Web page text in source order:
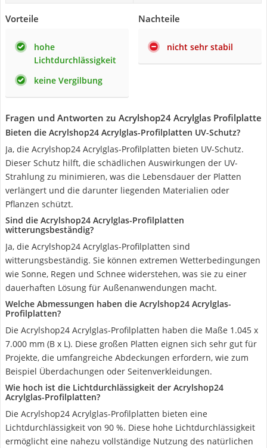
Vorteile
hohe
Lichtdurchlässigkeit
keine Vergilbung
Nachteile
nicht sehr stabil
Fragen und Antworten zu Acrylshop24 Acrylglas Profilplatte
Bieten die Acrylshop24 Acrylglas-Profilplatten UV-Schutz?
Ja, die Acrylshop24 Acrylglas-Profilplatten bieten UV-Schutz.
Dieser Schutz hilft, die schädlichen Auswirkungen der UV-
Strahlung zu minimieren, was die Lebensdauer der Platten
verlängert und die darunter liegenden Materialien oder
Pflanzen schützt.
Sind die Acrylshop24 Acrylglas-Profilplatten
witterungsbeständig?
Ja, die Acrylshop24 Acrylglas-Profilplatten sind
witterungsbeständig. Sie können extremen Wetterbedingungen
wie Sonne, Regen und Schnee widerstehen, was sie zu einer
dauerhaften Lösung für Außenanwendungen macht.
Welche Abmessungen haben die Acrylshop24 Acrylglas-
Profilplatten?
Die Acrylshop24 Acrylglas-Profilplatten haben die Maße 1.045 x
7.000 mm (B x L). Diese großen Platten eignen sich sehr gut für
Projekte, die umfangreiche Abdeckungen erfordern, wie zum
Beispiel Überdachungen oder Seitenverkleidungen.
Wie hoch ist die Lichtdurchlässigkeit der Acrylshop24
Acrylglas-Profilplatten?
Die Acrylshop24 Acrylglas-Profilplatten bieten eine
Lichtdurchlässigkeit von 90 %. Diese hohe Lichtdurchlässigkeit
ermöglicht eine nahezu vollständige Nutzung des natürlichen